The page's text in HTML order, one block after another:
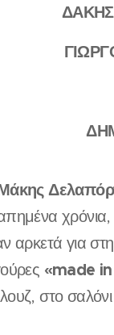
αρκετά για
«made
στο